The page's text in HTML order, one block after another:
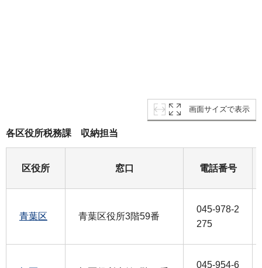
画面サイズで表示
各区役所税務課 収納担当
区役所 窓口 電話番号
青葉区 青葉区役所3階59番
045-978-2
275
045-954-6